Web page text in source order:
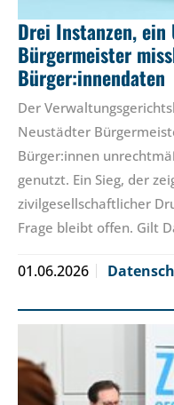
Drei Instanzen,
Bürgermeister
Bürger:innendaten
Der
Neustädter
Bürger:innen
genutzt. Ein Sieg, der
zivilgesellschaftlicher
Frage bleibt offen. Gilt
01.06.2026